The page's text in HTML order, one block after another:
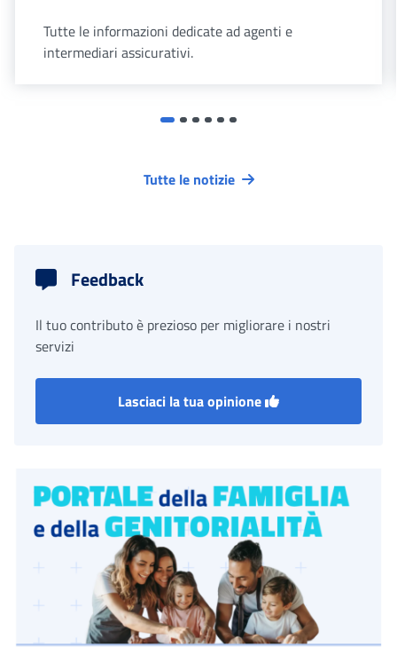
Tutte le informazioni dedicate ad agenti e
intermediari assicurativi.
Tutte le notizie
Feedback
Il tuo contributo è prezioso per migliorare i nostri
servizi
Lasciaci la tua opinione